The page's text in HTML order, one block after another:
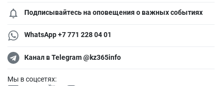
Подписывайтесь на оповещения о важных событиях
WhatsApp +7 771 228 04 01
Канал в Telegram @kz365info
Мы в соцсетях: